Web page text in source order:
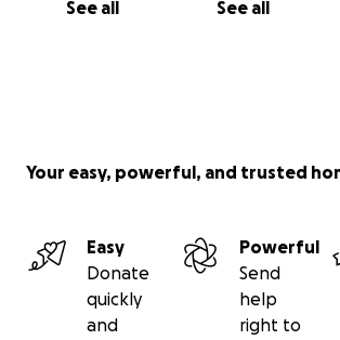
See all See all
Your easy, powerful, and trusted
Easy
Donate
quickly
and
Powerful
Send
help
right to